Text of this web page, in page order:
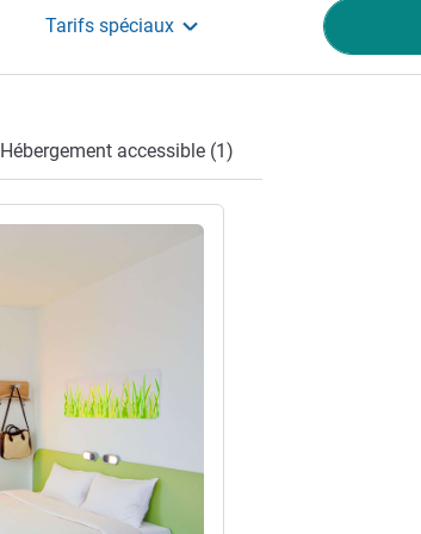
Tarifs spéciaux
Hébergement accessible (1)